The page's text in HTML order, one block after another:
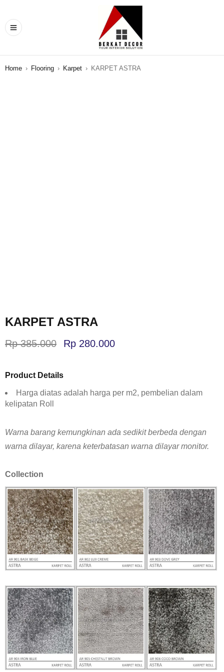
Home › Flooring › Karpet › KARPET ASTRA
KARPET ASTRA
Rp385.000 Rp 280.000
Product Details
Harga diatas adalah harga per m2, pembelian dalam
kelipatan Roll
Warna barang kemungkinan ada sedikit berbeda dengan
warna dilayar, karena keterbatasan warna dilayar monitor.
Collection